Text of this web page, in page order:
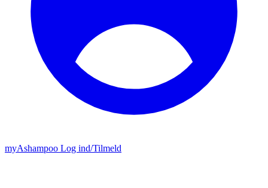
myAshampoo Log ind/Tilmeld